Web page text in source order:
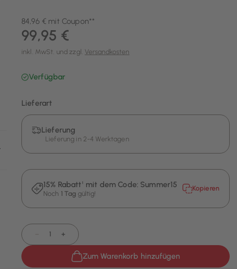
84,96 € mit Coupon**
99,95 €
inkl. MwSt. und zzgl. Versandkosten
Verfügbar
Lieferart
Lieferung
Lieferung in 2-4 Werktagen
15% Rabatt¹ mit dem Code: Summer15
Noch 1 Tag gültig!
Kopieren
+
Zum Warenkorb hinzufügen